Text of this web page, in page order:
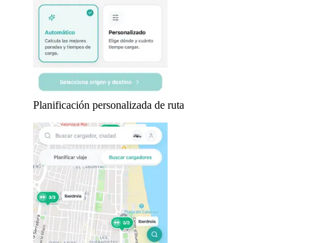
Planificación personalizada de ruta